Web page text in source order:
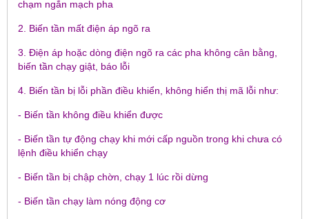
chạm ngắn mạch pha
2. Biến tần mất điện áp ngõ ra
3. Điện áp hoặc dòng điện ngõ ra các pha không cân bằng,
biến tần chạy giật, báo lỗi
4. Biến tần bị lỗi phần điều khiển, không hiển thị mã lỗi như:
- Biến tần không điều khiển được
- Biến tần tự động chạy khi mới cấp nguồn trong khi chưa có
lệnh điều khiển chạy
- Biến tần bị chập chờn, chạy 1 lúc rồi dừng
- Biến tần chạy làm nóng động cơ